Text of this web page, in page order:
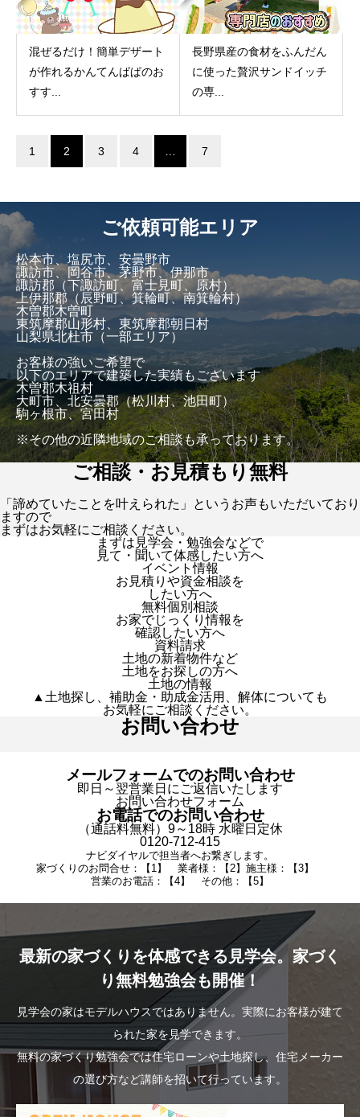
混ぜるだけ！簡単デザート
が作れるかんてんぱぱのお
すす...
長野県産の食材をふんだん
に使った贅沢サンドイッチ
の専...
1 2 3 4 … 7
ご依頼可能エリア
松本市、塩尻市、安曇野市
諏訪市、岡谷市、茅野市、伊那市
諏訪郡（下諏訪町、富士見町、原村）
上伊那郡（辰野町、箕輪町、南箕輪村）
木曽郡木曽町
東筑摩郡山形村、東筑摩郡朝日村
山梨県北杜市（一部エリア）
お客様の強いご希望で
以下のエリアで建築した実績もございます
木曽郡木祖村
大町市、北安曇郡（松川村、池田町）
駒ヶ根市、宮田村
※その他の近隣地域のご相談も承っております。
ご相談・お見積もり無料
「諦めていたことを叶えられた」というお声もいただいており
ますので
まずはお気軽にご相談ください。
まずは見学会・勉強会などで
見て・聞いて体感したい方へ
イベント情報
お見積りや資金相談を
したい方へ
無料個別相談
お家でじっくり情報を
確認したい方へ
資料請求
土地の新着物件など
土地をお探しの方へ
土地の情報
▲土地探し、補助金・助成金活用、解体についても
お気軽にご相談ください。
お問い合わせ
メールフォームでのお問い合わせ
即日～翌営業日にご返信いたします
お問い合わせフォーム
お電話でのお問い合わせ
（通話料無料）9～18時 水曜日定休
0120-712-415
ナビダイヤルで担当者へお繋ぎします。
家づくりのお問合せ：【1】 業者様：【2】施主様：【3】
営業のお電話：【4】 その他：【5】
最新の家づくりを体感できる見学会。家づく
り無料勉強会も開催！
見学会の家はモデルハウスではありません。実際にお客様が建て
られた家を見学できます。
無料の家づくり勉強会では住宅ローンや土地探し、住宅メーカー
の選び方など講師を招いて行っています。